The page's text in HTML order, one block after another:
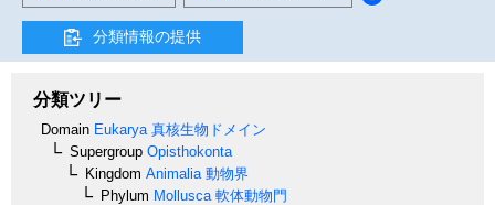
分類情報の提供
分類ツリー
Domain Eukarya 真核生物ドメイン
Supergroup Opisthokonta
Kingdom Animalia 動物界
Phylum Mollusca 軟体動物門